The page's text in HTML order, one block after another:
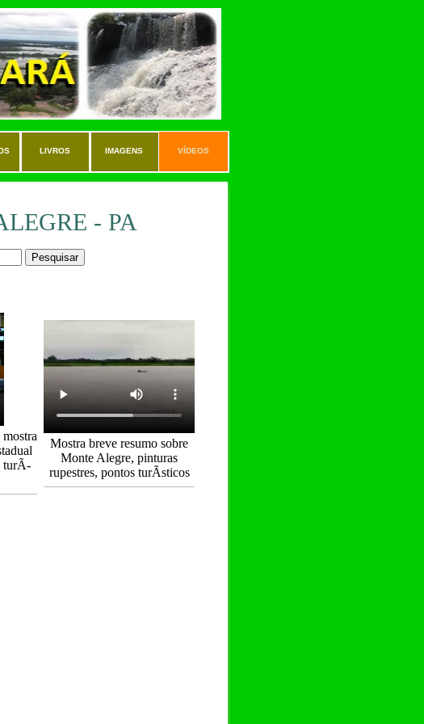
LIVROS IMAGENS VÍDEOS
- PA
turÃ­
Mostra breve resumo sobre
Monte Alegre, pinturas
rupestres, pontos turÃ­sticos